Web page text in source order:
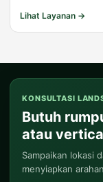
Lihat Layanan →
KONSULTASI
Butuh
atau
Sampaikan lokasi
menyiapkan